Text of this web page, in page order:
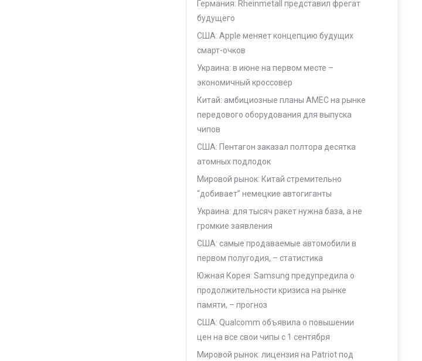
Германия: Rheinmetall представил фрегат
будущего
США: Apple меняет концепцию будущих
смарт-очков
Украина: в июне на первом месте –
экономичный кроссовер
Китай: амбициозные планы AMEC на рынке
передового оборудования для выпуска
чипов
США: Пентагон заказал полтора десятка
атомных подлодок
Мировой рынок: Китай стремительно
“добивает” немецкие автогиганты
Украина: для тысяч ракет нужна база, а не
громкие заявления
США: самые продаваемые автомобили в
первом полугодия, – статистика
Южная Корея: Samsung предупредила о
продолжительности кризиса на рынке
памяти, – прогноз
США: Qualcomm объявила о повышении
цен на все свои чипы с 1 сентября
Мировой рынок: лицензия на Patriot под